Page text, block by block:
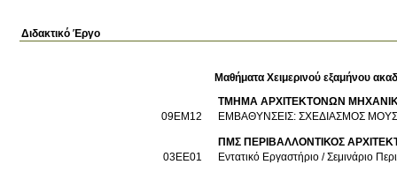
Διδακτικό Έργο
Μαθήματα Χειμερινού εξαμήνου
ΤΜΗΜΑ ΑΡΧΙΤΕΚΤΟΝΩΝ
09EM12
ΕΜΒΑΘΥΝΣΕΙΣ: ΣΧΕΔΙΑΣΜΟΣ
ΠΜΣ ΠΕΡΙΒΑΛΛΟΝΤΙΚΟΣ
03ΕΕ01
Εντατικό Εργαστήριο / Σεμινάριο